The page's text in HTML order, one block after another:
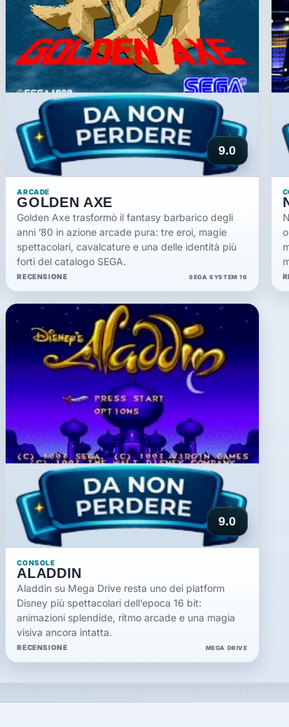
9.0
ARCADE
GOLDEN AXE
Golden Axe trasformò il fantasy barbarico degli
anni ’80 in azione arcade pura: tre eroi, magie
spettacolari, cavalcature e una delle identità più
forti del catalogo SEGA.
RECENSIONE SEGA SYSTEM 16
9.0
CONSOLE
ALADDIN
Aladdin su Mega Drive resta uno dei platform
Disney più spettacolari dell’epoca 16 bit:
animazioni splendide, ritmo arcade e una magia
visiva ancora intatta.
RECENSIONE MEGA DRIVE